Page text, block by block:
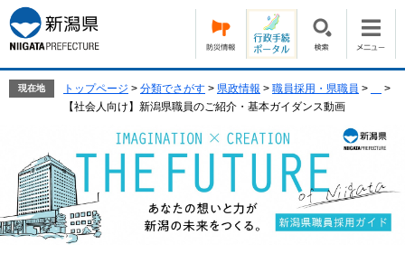
ー
ジ
の
ニ
ュ
ー
へ
現在地 トップページ > 分類でさがす > 県政情報 > 職員採用・県職員 >
>
【社会人向け】新潟県職員のご紹介・基本ガイダンス動画